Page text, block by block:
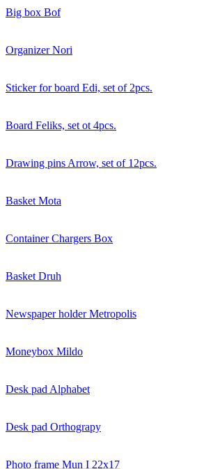
Big box Bof
Organizer Nori
Sticker for board Edi, set of 2pcs.
Board Feliks, set ot 4pcs.
Drawing pins Arrow, set of 12pcs.
Basket Mota
Container Chargers Box
Basket Druh
Newspaper holder Metropolis
Moneybox Mildo
Desk pad Alphabet
Desk pad Orthograpy
Photo frame Mun I 22x17